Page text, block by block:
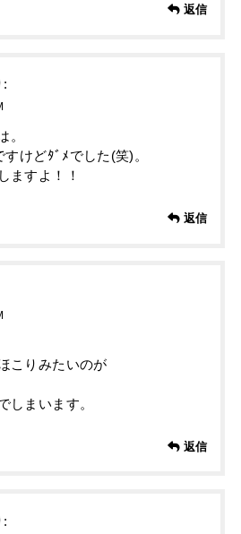
返信
:
。
けどﾀﾞﾒでした(笑)。
ますよ！！
返信
こりみたいのが
しまいます。
返信
: